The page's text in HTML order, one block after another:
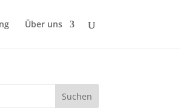
Über uns